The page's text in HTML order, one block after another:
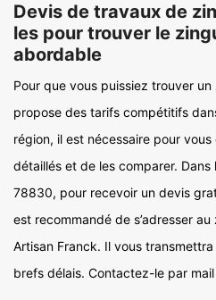
Devis de travaux de
les pour trouver le
abordable
Pour que vous puissiez trouver
propose des tarifs compétitifs
région, il est nécessaire pour
détaillés et de les comparer. Dans
78830, pour recevoir un devis
est recommandé de s’adresser
Artisan Franck. Il vous
brefs délais. Contactez-le par